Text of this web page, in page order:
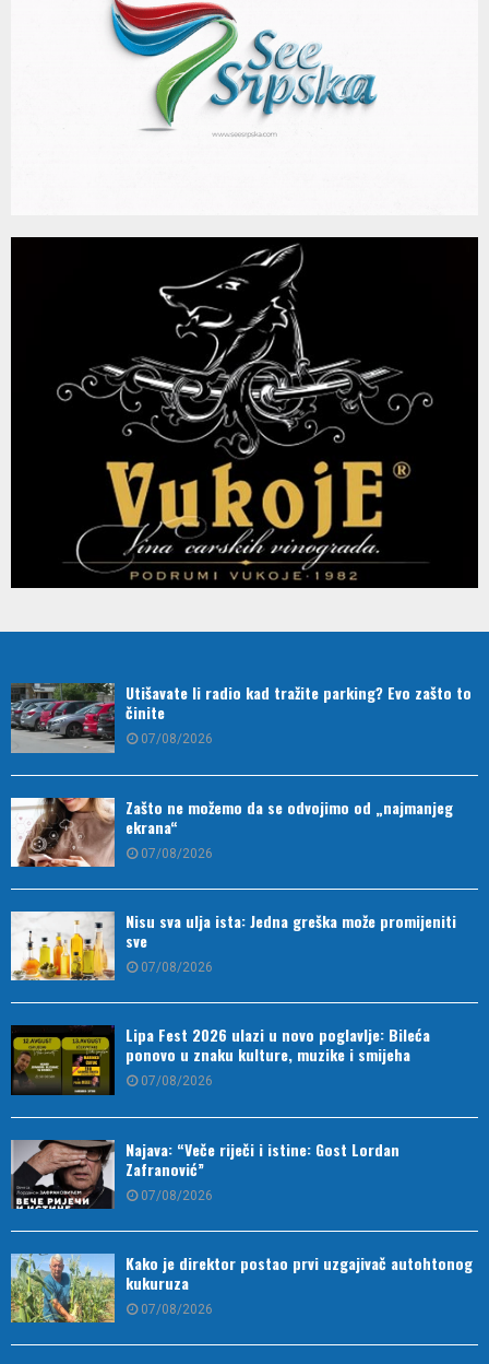
Utišavate li radio kad tražite parking? Evo zašto to
činite
07/08/2026
Zašto ne možemo da se odvojimo od „najmanjeg
ekrana“
07/08/2026
Nisu sva ulja ista: Jedna greška može promijeniti
sve
07/08/2026
Lipa Fest 2026 ulazi u novo poglavlje: Bileća
ponovo u znaku kulture, muzike i smijeha
07/08/2026
Najava: “Veče riječi i istine: Gost Lordan
Zafranović”
07/08/2026
Kako je direktor postao prvi uzgajivač autohtonog
kukuruza
07/08/2026